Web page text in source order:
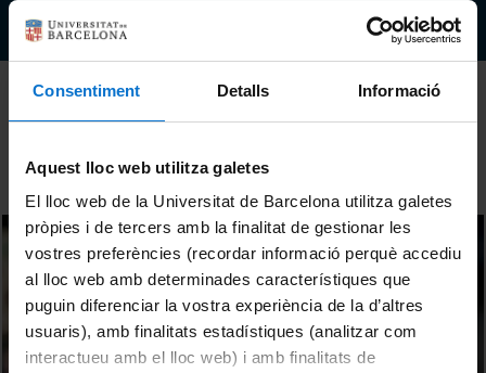
Consentiment Detalls Informació
Aquest lloc web utilitza galetes
El lloc web de la Universitat de Barcelona utilitza galetes
pròpies i de tercers amb la finalitat de gestionar les
vostres preferències (recordar informació perquè accediu
al lloc web amb determinades característiques que
puguin diferenciar la vostra experiència de la d’altres
usuaris), amb finalitats estadístiques (analitzar com
interactueu amb el lloc web) i amb finalitats de
Ordenar